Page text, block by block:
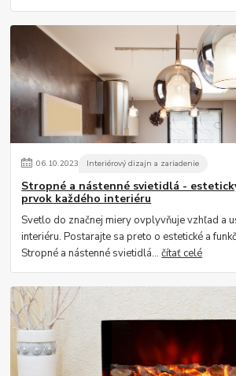
06.10.2023 Interiérový dizajn a zariadenie
Stropné a nástenné svietidlá -
prvok každého interiéru
Svetlo do značnej miery ovplyvňuje vzhľad a
interiéru. Postarajte sa preto o estetické a
Stropné a nástenné svietidlá...čítať celé